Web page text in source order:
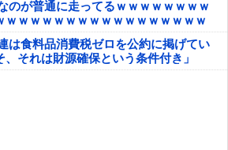
のが普通に走ってるｗｗｗｗｗｗｗｗ
ｗｗｗｗｗｗｗｗｗｗｗｗｗｗｗｗｗ
は食料品消費税ゼロを公約に掲げてい
それは財源確保という条件付き」